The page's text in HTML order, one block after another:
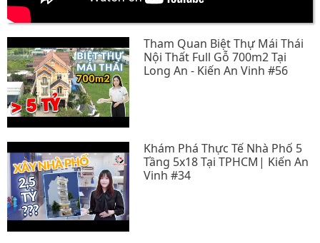
Tham Quan Biệt Thự Mái Thái
Nội Thất Full Gỗ 700m2 Tại
Long An - Kiến An Vinh #56
Khám Phá Thực Tế Nhà Phố 5
Tầng 5x18 Tại TPHCM| Kiến An
Vinh #34